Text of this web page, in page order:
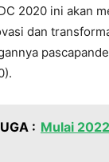
2020 ini akan
dan
: Mulai